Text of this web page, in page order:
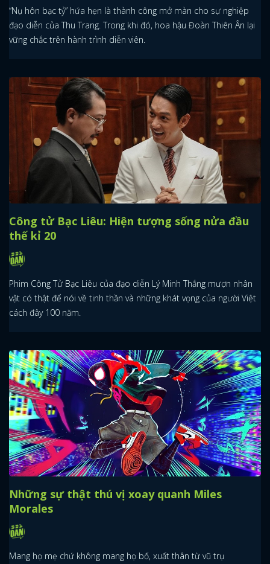
“Nụ hôn bạc tỷ” hứa hẹn là thành công mở màn cho sự nghiệp
đạo diễn của Thu Trang. Trong khi đó, hoa hậu Đoàn Thiên Ân lại
vững chắc trên hành trình diễn viên.
Công tử Bạc Liêu: Hiện tượng sống nửa đầu
thế kỉ 20
Phim Công Tử Bạc Liêu của đạo diễn Lý Minh Thắng mượn nhân
vật có thật để nói về tinh thần và những khát vọng của người Việt
cách đây 100 năm.
Những sự thật thú vị xoay quanh Miles
Morales
Mang họ mẹ chứ không mang họ bố, xuất thân từ vũ trụ